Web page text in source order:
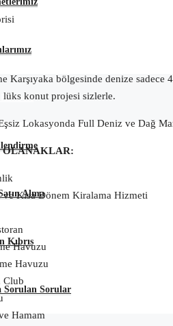
Alma
Kıbrıs
Sorulan Sorular
Karşıyaka bölgesinde denize
lüks konut projesi sizlerle.
Lokasyonda Full Deniz ve Dağ
OLANAKLAR:
ve Kısa Dönem Kiralama Hizmeti
Havuzu
Havuzu
Club
Hamam